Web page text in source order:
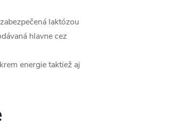
laktózou
hlavne cez
energie taktiež aj